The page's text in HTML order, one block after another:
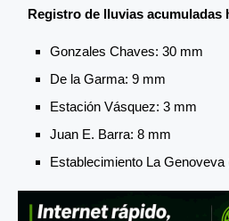
Registro de lluvias acumuladas
Gonzales Chaves: 30 mm
De la Garma: 9 mm
Estación Vásquez: 3 mm
Juan E. Barra: 8 mm
Establecimiento La